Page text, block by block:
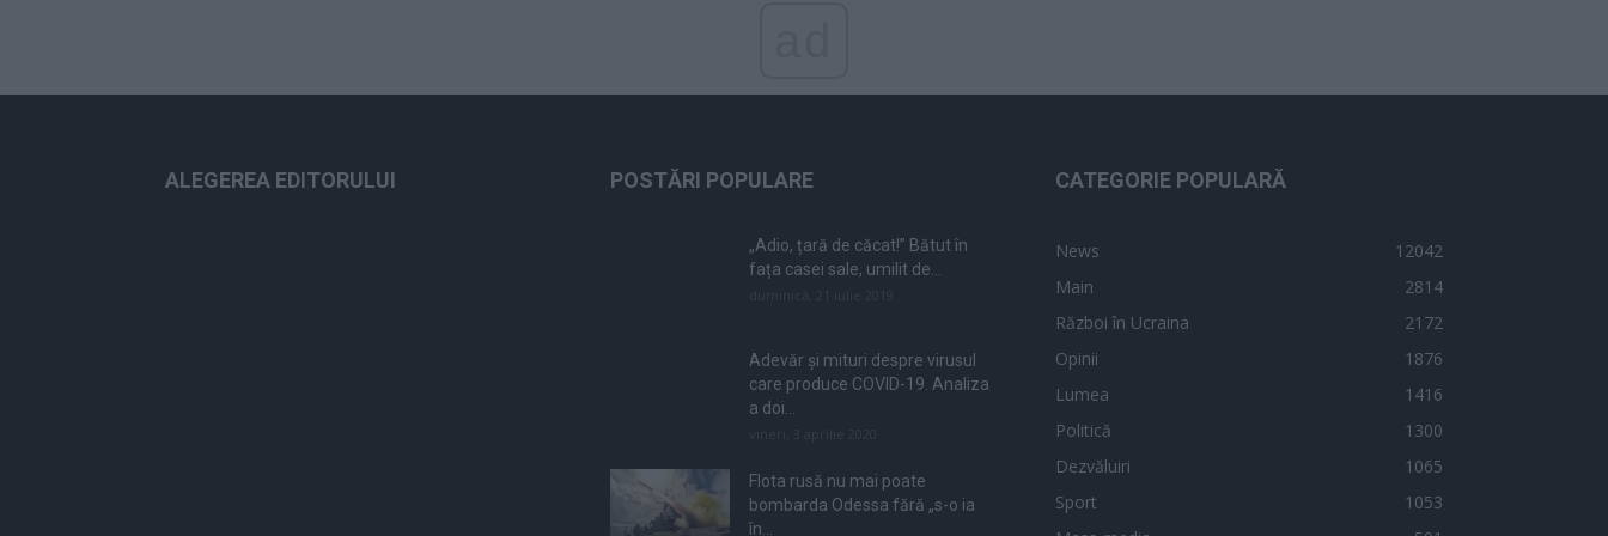
ALEGEREA EDITORULUI POSTĂRI POPULARE
„Adio, țară de căcat!” Bătut în
fața casei sale, umilit de...
Adevăr și mituri despre virusul
care produce COVID-19. Analiza
a doi...
Flota rusă nu mai poate
bombarda Odessa fără „s-o ia
în...
CATEGORIE POPULARĂ
News
12042
Main
2814
Război în Ucraina
2172
Opinii
1876
Lumea
1416
Politică
1300
Dezvăluiri
1065
Sport
1053